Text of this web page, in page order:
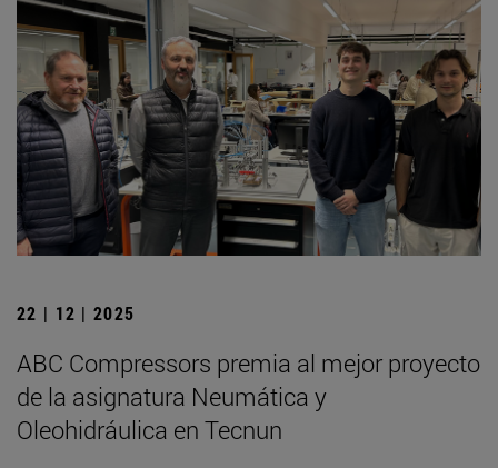
22 | 12 | 2025
ABC Compressors premia al mejor proyecto
de la asignatura Neumática y
Oleohidráulica en Tecnun